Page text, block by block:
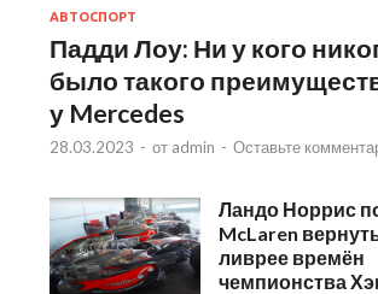
АВТОСПОРТ
Падди Лоу: Ни у кого
было такого
у Mercedes
28.03.2023 - от admin - Оставьте
Ландо Норрис
McLaren
ливрее времён
чемпионства